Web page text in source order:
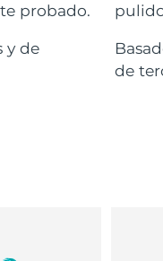
probado.
y de
de
prevista14/08/2026
prevista 11/08/2026